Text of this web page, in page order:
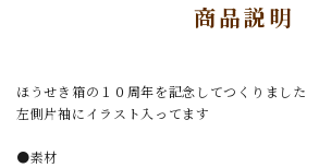
商品説明
ほうせき箱の１０周年を記念してつくりました
左側片袖にイラスト入ってます
●素材